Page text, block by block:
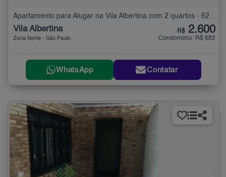
Apartamento para Alugar na Vila Albertina com 2 quartos - 62 m²
Vila Albertina
Zona Norte - São Paulo
R$ 2.600
Condomínio: R$ 682
WhatsApp Contatar